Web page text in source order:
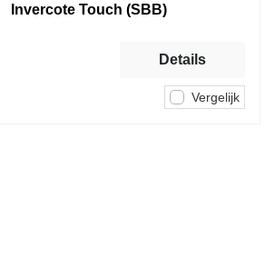
Invercote Touch (SBB)
Vergelijk
Details